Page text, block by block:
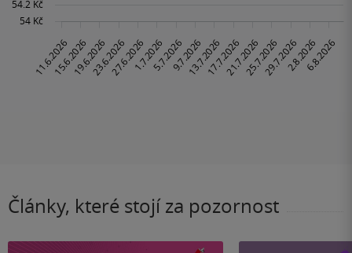
Články, které stojí za pozornost